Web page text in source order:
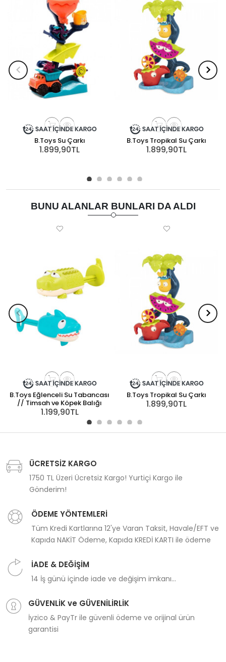
B.Toys Su Çarkı
1.899,90TL
B.Toys Tropikal Su Çarkı
1.899,90TL
BUNU ALANLAR BUNLARI DA ALDI
B.Toys Eğlenceli Su Tabancası
// Timsah ve Köpek Balığı
1.199,90TL
B.Toys Tropikal Su Çarkı
1.899,90TL
ÜCRETSİZ KARGO
1750 TL Üzeri Ücretsiz Kargo! Yurtiçi Kargo ile
Gönderim!
ÖDEME YÖNTEMLERİ
Tüm Kredi Kartlarına 12'ye Varan Taksit, Havale/EFT ve
Kapıda NAKİT Ödeme, Kapıda KREDİ KARTI ile ödeme
İADE & DEĞİŞİM
14 İş günü içinde iade ve değişim imkanı...
GÜVENLİK ve GÜVENİLİRLİK
İyzico & PayTr ile güvenli ödeme ve orijinal ürün
garantisi